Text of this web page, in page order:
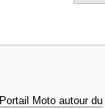
Portail Moto autour du